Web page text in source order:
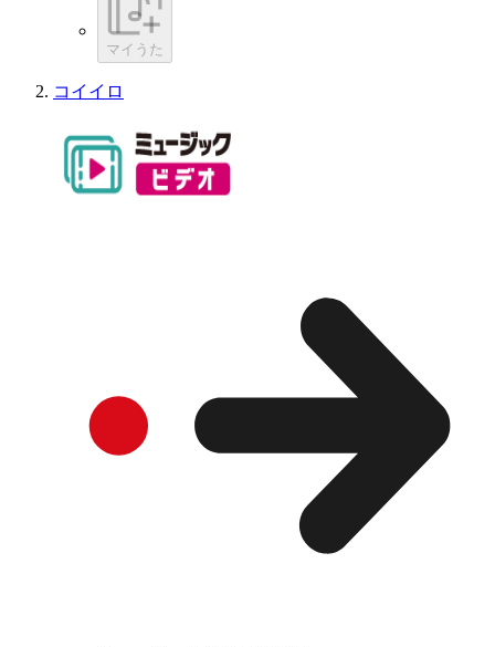
マイうた
コイイロ